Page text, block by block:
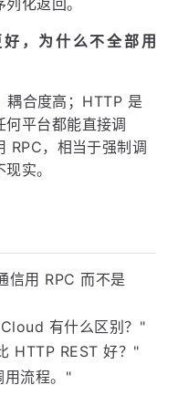
理对象，调用方法
类型、参数值序列
化返回。
，为什么不全部用
平台都能直接调
RPC，相当于强制调
现实。
用 RPC 而不是